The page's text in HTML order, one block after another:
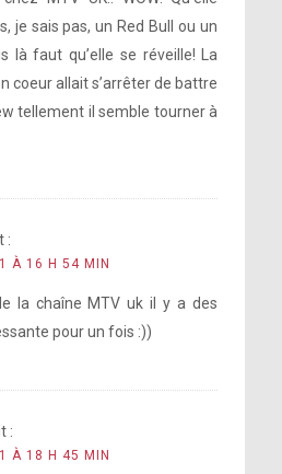
je sais pas, un Red Bull ou un
là faut qu’elle se réveille! La
coeur allait s’arrêter de battre
tellement il semble tourner à
:
À 16 H 54 MIN
la chaîne MTV uk il y a des
pour un fois :))
:
À 18 H 45 MIN